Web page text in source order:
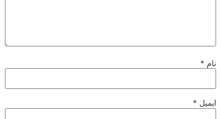
نام *
ایمیل *